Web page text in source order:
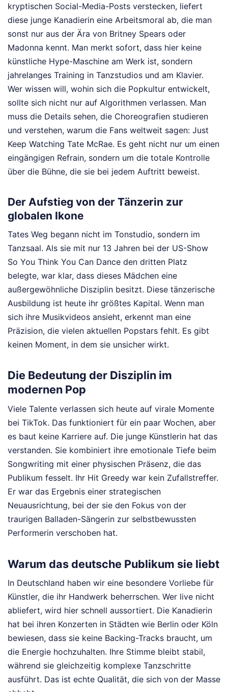
kryptischen Social-Media-Posts verstecken, liefert
diese junge Kanadierin eine Arbeitsmoral ab, die man
sonst nur aus der Ära von Britney Spears oder
Madonna kennt. Man merkt sofort, dass hier keine
künstliche Hype-Maschine am Werk ist, sondern
jahrelanges Training in Tanzstudios und am Klavier.
Wer wissen will, wohin sich die Popkultur entwickelt,
sollte sich nicht nur auf Algorithmen verlassen. Man
muss die Details sehen, die Choreografien studieren
und verstehen, warum die Fans weltweit sagen: Just
Keep Watching Tate McRae. Es geht nicht nur um einen
eingängigen Refrain, sondern um die totale Kontrolle
über die Bühne, die sie bei jedem Auftritt beweist.
Der Aufstieg von der Tänzerin zur
globalen Ikone
Tates Weg begann nicht im Tonstudio, sondern im
Tanzsaal. Als sie mit nur 13 Jahren bei der US-Show
So You Think You Can Dance den dritten Platz
belegte, war klar, dass dieses Mädchen eine
außergewöhnliche Disziplin besitzt. Diese tänzerische
Ausbildung ist heute ihr größtes Kapital. Wenn man
sich ihre Musikvideos ansieht, erkennt man eine
Präzision, die vielen aktuellen Popstars fehlt. Es gibt
keinen Moment, in dem sie unsicher wirkt.
Die Bedeutung der Disziplin im
modernen Pop
Viele Talente verlassen sich heute auf virale Momente
bei TikTok. Das funktioniert für ein paar Wochen, aber
es baut keine Karriere auf. Die junge Künstlerin hat das
verstanden. Sie kombiniert ihre emotionale Tiefe beim
Songwriting mit einer physischen Präsenz, die das
Publikum fesselt. Ihr Hit Greedy war kein Zufallstreffer.
Er war das Ergebnis einer strategischen
Neuausrichtung, bei der sie den Fokus von der
traurigen Balladen-Sängerin zur selbstbewussten
Performerin verschoben hat.
Warum das deutsche Publikum sie liebt
In Deutschland haben wir eine besondere Vorliebe für
Künstler, die ihr Handwerk beherrschen. Wer live nicht
abliefert, wird hier schnell aussortiert. Die Kanadierin
hat bei ihren Konzerten in Städten wie Berlin oder Köln
bewiesen, dass sie keine Backing-Tracks braucht, um
die Energie hochzuhalten. Ihre Stimme bleibt stabil,
während sie gleichzeitig komplexe Tanzschritte
ausführt. Das ist echte Qualität, die sich von der Masse